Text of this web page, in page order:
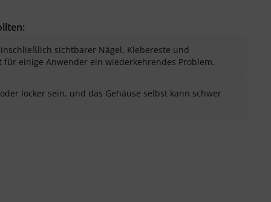
sichtbarer Nägel, Klebereste und
einige Anwender ein wiederkehrendes Problem.
locker sein, und das Gehäuse selbst kann schwer